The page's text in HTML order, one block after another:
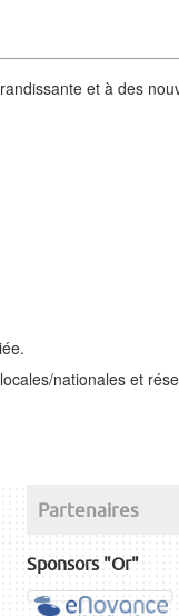
et à des
nationales et
Partenaires
Sponsors "Or"